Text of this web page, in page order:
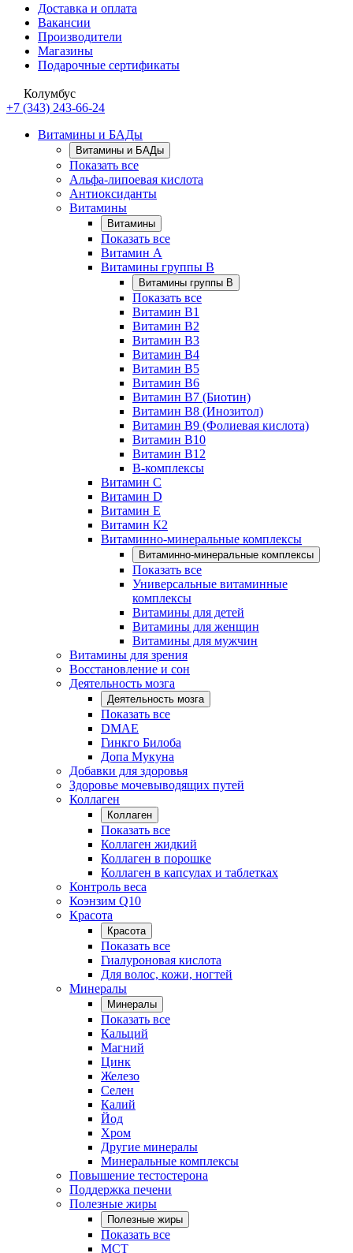
Доставка и оплата
Вакансии
Производители
Магазины
Подарочные сертификаты
Колумбус
+7 (343) 243-66-24
Витамины и БАДы
Витамины и БАДы
Показать все
Альфа-липоевая кислота
Антиоксиданты
Витамины
Витамины
Показать все
Витамин A
Витамины группы B
Витамины группы B
Показать все
Витамин B1
Витамин B2
Витамин B3
Витамин B4
Витамин B5
Витамин B6
Витамин B7 (Биотин)
Витамин B8 (Инозитол)
Витамин B9 (Фолиевая кислота)
Витамин B10
Витамин B12
B-комплексы
Витамин C
Витамин D
Витамин E
Витамин К2
Витаминно-минеральные комплексы
Витаминно-минеральные комплексы
Показать все
Универсальные витаминные
комплексы
Витамины для детей
Витамины для женщин
Витамины для мужчин
Витамины для зрения
Восстановление и сон
Деятельность мозга
Деятельность мозга
Показать все
DMAE
Гинкго Билоба
Допа Мукуна
Добавки для здоровья
Здоровье мочевыводящих путей
Коллаген
Коллаген
Показать все
Коллаген жидкий
Коллаген в порошке
Коллаген в капсулах и таблетках
Контроль веса
Коэнзим Q10
Красота
Красота
Показать все
Гиалуроновая кислота
Для волос, кожи, ногтей
Минералы
Минералы
Показать все
Кальций
Магний
Цинк
Железо
Селен
Калий
Йод
Хром
Другие минералы
Минеральные комплексы
Повышение тестостерона
Поддержка печени
Полезные жиры
Полезные жиры
Показать все
MCT